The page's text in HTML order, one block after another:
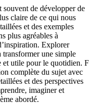
de développer de
claire de ce qui nous
et des exemples
plus agréables à
Explorer
transformer une simple
et utile pour le quotidien. F
complète du sujet avec
et des perspectives
imaginer et
abordé.